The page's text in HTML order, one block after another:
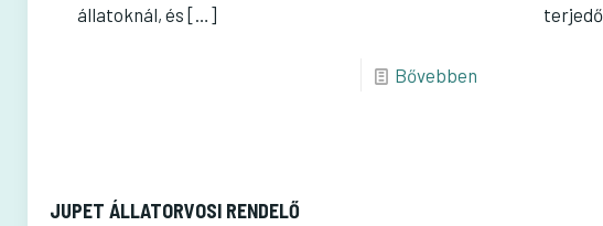
állatoknál, és […]
Bővebben
JUPET ÁLLATORVOSI RENDELŐ